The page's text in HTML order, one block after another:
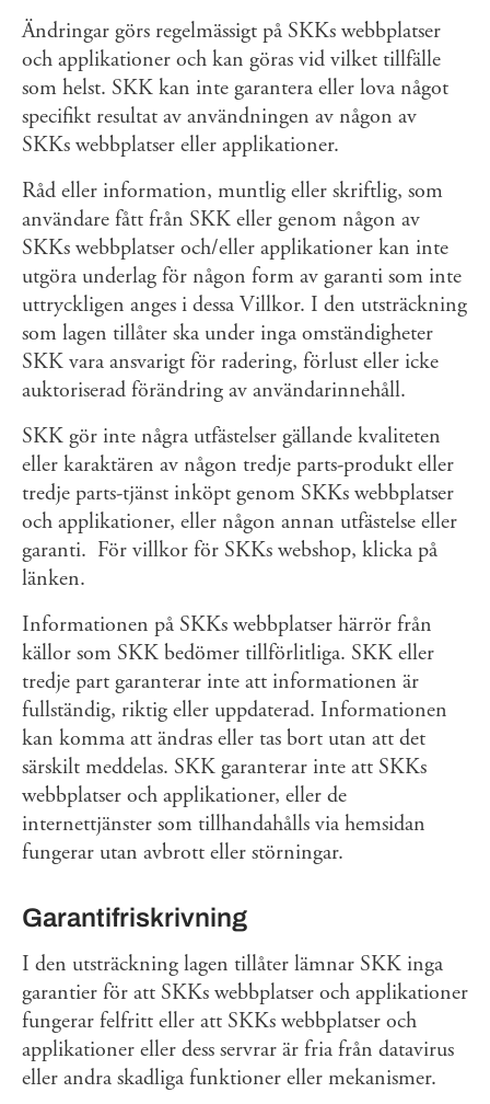
Ändringar görs regelmässigt på SKKs webbplatser
och applikationer och kan göras vid vilket tillfälle
som helst. SKK kan inte garantera eller lova något
specifikt resultat av användningen av någon av
SKKs webbplatser eller applikationer.
Råd eller information, muntlig eller skriftlig, som
användare fått från SKK eller genom någon av
SKKs webbplatser och/eller applikationer kan inte
utgöra underlag för någon form av garanti som inte
uttryckligen anges i dessa Villkor. I den utsträckning
som lagen tillåter ska under inga omständigheter
SKK vara ansvarigt för radering, förlust eller icke
auktoriserad förändring av användarinnehåll.
SKK gör inte några utfästelser gällande kvaliteten
eller karaktären av någon tredje parts-produkt eller
tredje parts-tjänst inköpt genom SKKs webbplatser
och applikationer, eller någon annan utfästelse eller
garanti. För villkor för SKKs webshop, klicka på
länken.
Informationen på SKKs webbplatser härrör från
källor som SKK bedömer tillförlitliga. SKK eller
tredje part garanterar inte att informationen är
fullständig, riktig eller uppdaterad. Informationen
kan komma att ändras eller tas bort utan att det
särskilt meddelas. SKK garanterar inte att SKKs
webbplatser och applikationer, eller de
internettjänster som tillhandahålls via hemsidan
fungerar utan avbrott eller störningar.
Garantifriskrivning
I den utsträckning lagen tillåter lämnar SKK inga
garantier för att SKKs webbplatser och applikationer
fungerar felfritt eller att SKKs webbplatser och
applikationer eller dess servrar är fria från datavirus
eller andra skadliga funktioner eller mekanismer.